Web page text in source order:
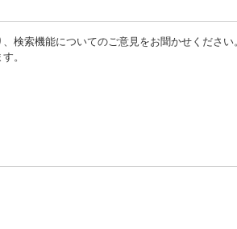
検索機能についてのご意見をお聞かせください
。